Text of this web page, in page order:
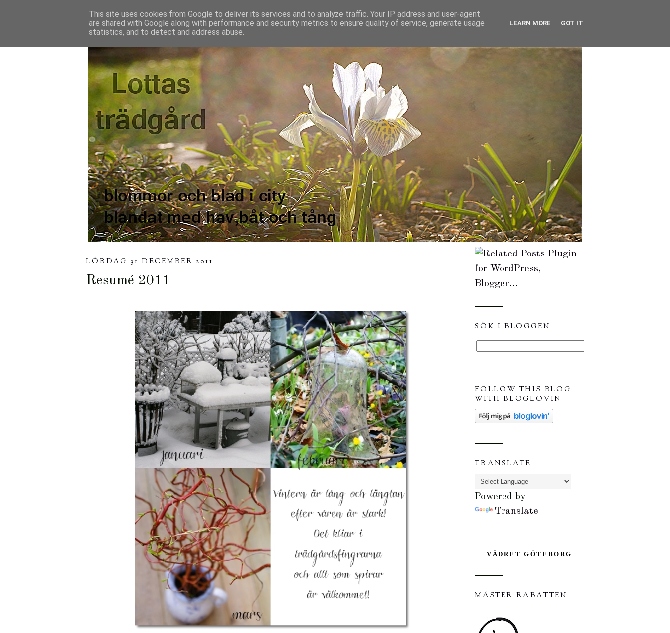
LÖRDAG 31 DECEMBER 2011
Resumé 2011
SÖK I BLOGGEN
FOLLOW THIS BLOG
WITH BLOGLOVIN
TRANSLATE
Powered by
Translate
VÄDRET GÖTEBORG
MÄSTER RABATTEN
This site uses cookies from Google to deliver its services and to analyze traffic. Your IP address and user-agent
are shared with Google along with performance and security metrics to ensure quality of service, generate usage
statistics, and to detect and address abuse.
LEARN MORE GOT IT